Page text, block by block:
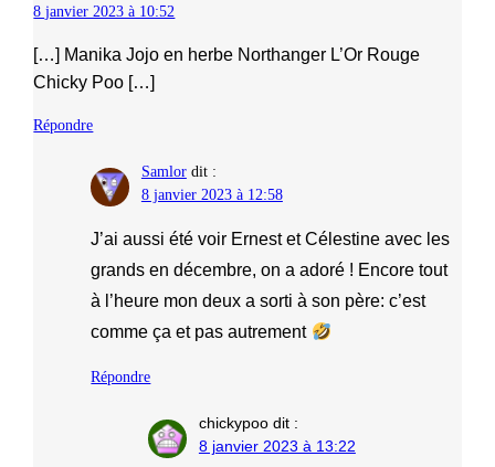
8 janvier 2023 à 10:52
[…] Manika Jojo en herbe Northanger L’Or Rouge
Chicky Poo […]
Répondre
Samlor dit :
8 janvier 2023 à 12:58
J’ai aussi été voir Ernest et Célestine avec les
grands en décembre, on a adoré ! Encore tout
à l’heure mon deux a sorti à son père: c’est
comme ça et pas autrement
Répondre
chickypoo dit :
8 janvier 2023 à 13:22